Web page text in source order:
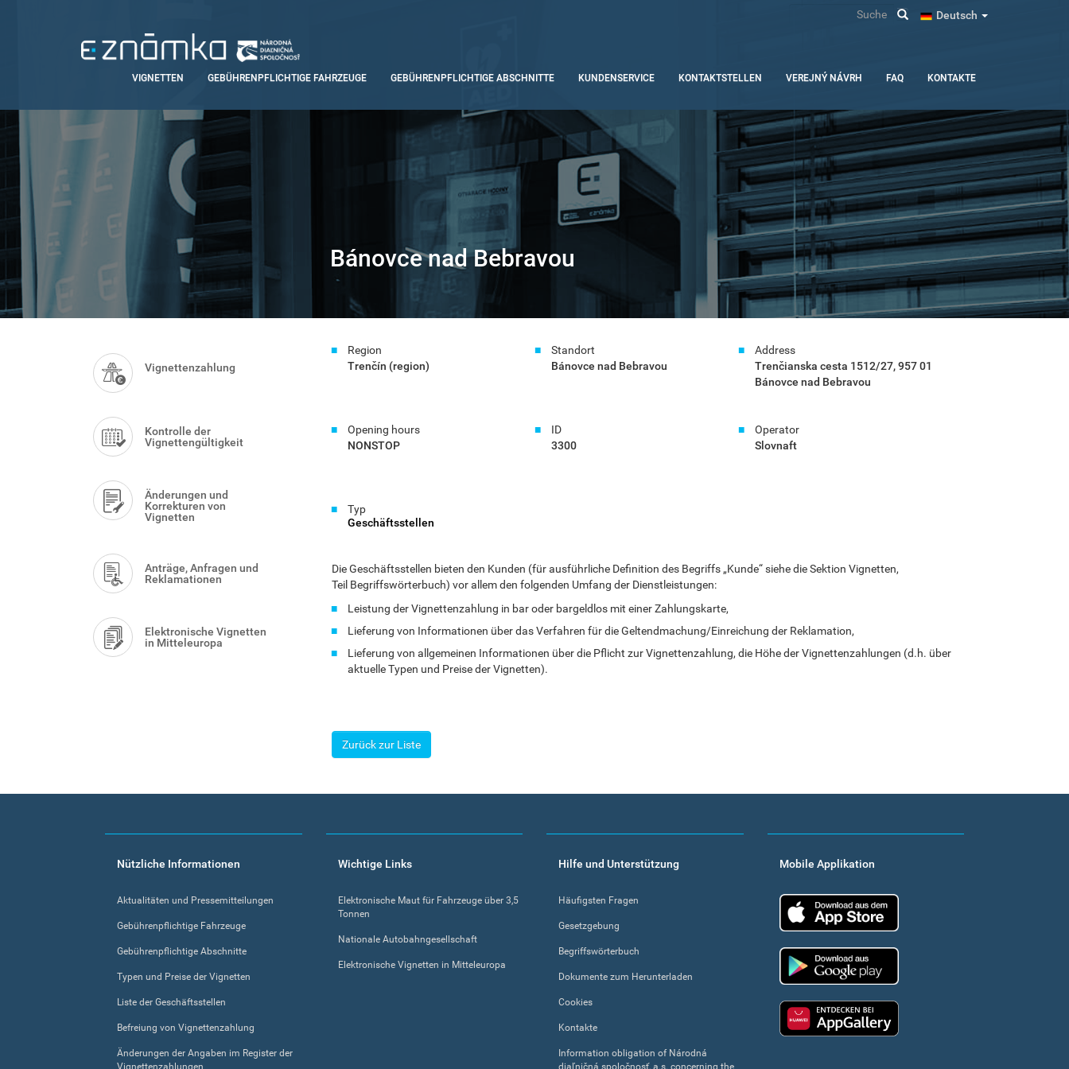
Deutsch
Suche
Main
VIGNETTEN GEBÜHRENPFLICHTIGE FAHRZEUGE GEBÜHRENPFLICHTIGE ABSCHNITTE KUNDENSERVICE KONTAKTSTELLEN VEREJNÝ NÁVRH FAQ KONTAKTE
Bánovce nad Bebravou
Region
Trenčín (region)
Standort
Bánovce nad Bebravou
Address
Trenčianska cesta 1512/27, 957 01
Bánovce nad Bebravou
Opening hours
NONSTOP
ID
3300
Operator
Slovnaft
Typ
Geschäftsstellen
Die Geschäftsstellen bieten den Kunden (für ausführliche Definition des Begriffs „Kunde“ siehe die Sektion Vignetten,
Teil Begriffswörterbuch) vor allem den folgenden Umfang der Dienstleistungen:
Leistung der Vignettenzahlung in bar oder bargeldlos mit einer Zahlungskarte,
Lieferung von Informationen über das Verfahren für die Geltendmachung/Einreichung der Reklamation,
Lieferung von allgemeinen Informationen über die Pflicht zur Vignettenzahlung, die Höhe der Vignettenzahlungen (d.h. über
aktuelle Typen und Preise der Vignetten).
Zurück zur Liste
Menu
Vignettenzahlung
Kontrolle der
Vignettengültigkeit
Änderungen und
Korrekturen von
Vignetten
Anträge, Anfragen und
Reklamationen
Elektronische Vignetten
in Mitteleuropa
FooterNützliche Informationen
Aktualitäten und Pressemitteilungen
Gebührenpflichtige Fahrzeuge
Gebührenpflichtige Abschnitte
Typen und Preise der Vignetten
Liste der Geschäftsstellen
Befreiung von Vignettenzahlung
Änderungen der Angaben im Register der
Vignettenzahlungen
Wichtige Links
Elektronische Maut für Fahrzeuge über 3,5
Tonnen
Nationale Autobahngesellschaft
Elektronische Vignetten in Mitteleuropa
Hilfe und Unterstützung
Häufigsten Fragen
Gesetzgebung
Begriffswörterbuch
Dokumente zum Herunterladen
Cookies
Kontakte
Information obligation of Národná
diaľničná spoločnosť, a.s. concerning the
Mobile Applikation
App Store
Google Play
Huawei app gallery